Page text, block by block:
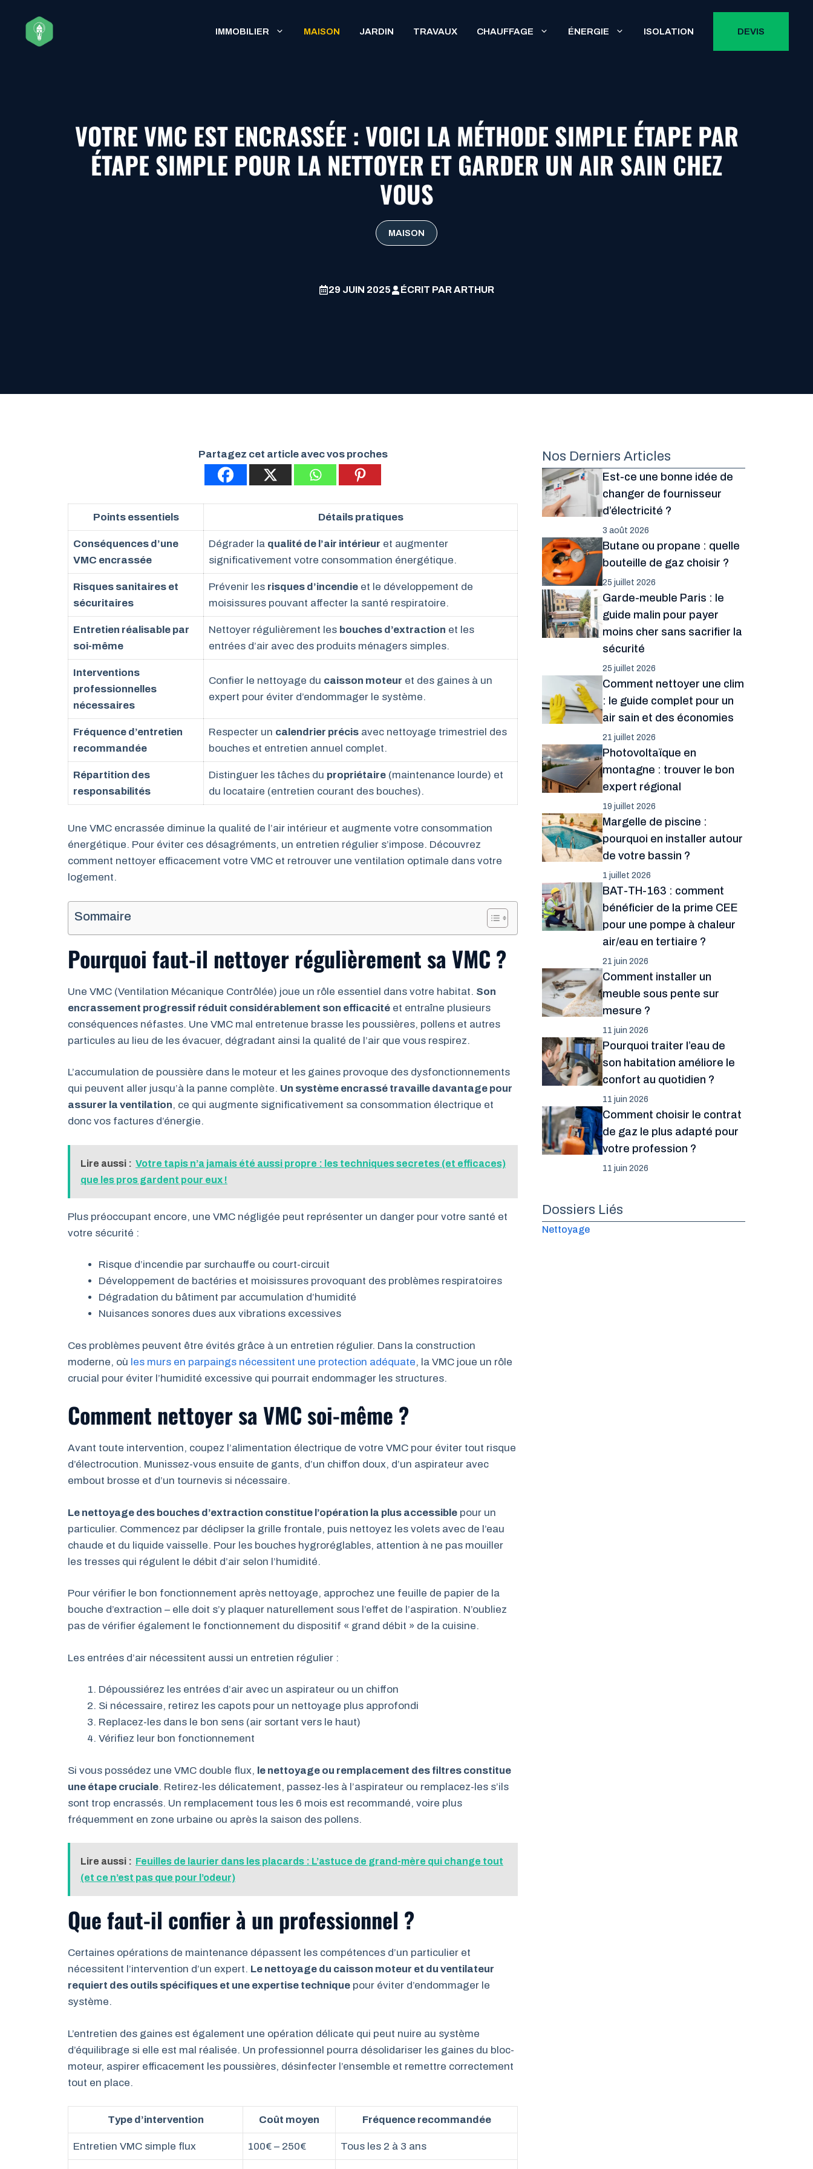
contenu
IMMOBILIER MAISON JARDIN TRAVAUX CHAUFFAGE ÉNERGIE ISOLATION DEVIS
VOTRE VMC EST ENCRASSÉE : VOICI LA MÉTHODE SIMPLE ÉTAPE PAR
ÉTAPE SIMPLE POUR LA NETTOYER ET GARDER UN AIR SAIN CHEZ
VOUS
MAISON
29 JUIN 2025 ÉCRIT PARARTHUR
Partagez cet article avec vos proches
Points essentiels Détails pratiques
Conséquences d’une
VMC encrassée
Dégrader la qualité de l’air intérieur et augmenter
significativement votre consommation énergétique.
Risques sanitaires et
sécuritaires
Prévenir les risques d’incendie et le développement de
moisissures pouvant affecter la santé respiratoire.
Entretien réalisable par
soi-même
Nettoyer régulièrement les bouches d’extraction et les
entrées d’air avec des produits ménagers simples.
Interventions
professionnelles
nécessaires
Confier le nettoyage du caisson moteur et des gaines à un
expert pour éviter d’endommager le système.
Fréquence d’entretien
recommandée
Respecter un calendrier précis avec nettoyage trimestriel des
bouches et entretien annuel complet.
Répartition des
responsabilités
Distinguer les tâches du propriétaire (maintenance lourde) et
du locataire (entretien courant des bouches).
Une VMC encrassée diminue la qualité de l’air intérieur et augmente votre consommation
énergétique. Pour éviter ces désagréments, un entretien régulier s’impose. Découvrez
comment nettoyer efficacement votre VMC et retrouver une ventilation optimale dans votre
logement.
Sommaire
Pourquoi faut-il nettoyer régulièrement sa VMC ?
Une VMC (Ventilation Mécanique Contrôlée) joue un rôle essentiel dans votre habitat. Son
encrassement progressif réduit considérablement son efficacité et entraîne plusieurs
conséquences néfastes. Une VMC mal entretenue brasse les poussières, pollens et autres
particules au lieu de les évacuer, dégradant ainsi la qualité de l’air que vous respirez.
L’accumulation de poussière dans le moteur et les gaines provoque des dysfonctionnements
qui peuvent aller jusqu’à la panne complète. Un système encrassé travaille davantage pour
assurer la ventilation, ce qui augmente significativement sa consommation électrique et
donc vos factures d’énergie.
Lire aussi : Votre tapis n’a jamais été aussi propre : les techniques secretes (et efficaces)
que les pros gardent pour eux !
Plus préoccupant encore, une VMC négligée peut représenter un danger pour votre santé et
votre sécurité :
Risque d’incendie par surchauffe ou court-circuit
Développement de bactéries et moisissures provoquant des problèmes respiratoires
Dégradation du bâtiment par accumulation d’humidité
Nuisances sonores dues aux vibrations excessives
Ces problèmes peuvent être évités grâce à un entretien régulier. Dans la construction
moderne, où les murs en parpaings nécessitent une protection adéquate, la VMC joue un rôle
crucial pour éviter l’humidité excessive qui pourrait endommager les structures.
Comment nettoyer sa VMC soi-même ?
Avant toute intervention, coupez l’alimentation électrique de votre VMC pour éviter tout risque
d’électrocution. Munissez-vous ensuite de gants, d’un chiffon doux, d’un aspirateur avec
embout brosse et d’un tournevis si nécessaire.
Le nettoyage des bouches d’extraction constitue l’opération la plus accessible pour un
particulier. Commencez par déclipser la grille frontale, puis nettoyez les volets avec de l’eau
chaude et du liquide vaisselle. Pour les bouches hygroréglables, attention à ne pas mouiller
les tresses qui régulent le débit d’air selon l’humidité.
Pour vérifier le bon fonctionnement après nettoyage, approchez une feuille de papier de la
bouche d’extraction – elle doit s’y plaquer naturellement sous l’effet de l’aspiration. N’oubliez
pas de vérifier également le fonctionnement du dispositif « grand débit » de la cuisine.
Les entrées d’air nécessitent aussi un entretien régulier :
Dépoussiérez les entrées d’air avec un aspirateur ou un chiffon
Si nécessaire, retirez les capots pour un nettoyage plus approfondi
Replacez-les dans le bon sens (air sortant vers le haut)
Vérifiez leur bon fonctionnement
Si vous possédez une VMC double flux, le nettoyage ou remplacement des filtres constitue
une étape cruciale. Retirez-les délicatement, passez-les à l’aspirateur ou remplacez-les s’ils
sont trop encrassés. Un remplacement tous les 6 mois est recommandé, voire plus
fréquemment en zone urbaine ou après la saison des pollens.
Lire aussi : Feuilles de laurier dans les placards : L’astuce de grand-mère qui change tout
(et ce n’est pas que pour l’odeur)
Que faut-il confier à un professionnel ?
Certaines opérations de maintenance dépassent les compétences d’un particulier et
nécessitent l’intervention d’un expert. Le nettoyage du caisson moteur et du ventilateur
requiert des outils spécifiques et une expertise technique pour éviter d’endommager le
système.
L’entretien des gaines est également une opération délicate qui peut nuire au système
d’équilibrage si elle est mal réalisée. Un professionnel pourra désolidariser les gaines du bloc-
moteur, aspirer efficacement les poussières, désinfecter l’ensemble et remettre correctement
tout en place.
Type d’intervention Coût moyen Fréquence recommandée
Entretien VMC simple flux 100€ – 250€ Tous les 2 à 3 ans
Nos Derniers Articles
Est-ce une bonne idée de
changer de fournisseur
d’électricité ?
3 août 2026
Butane ou propane : quelle
bouteille de gaz choisir ?
25 juillet 2026
Garde-meuble Paris : le
guide malin pour payer
moins cher sans sacrifier la
sécurité
25 juillet 2026
Comment nettoyer une clim
: le guide complet pour un
air sain et des économies
21 juillet 2026
Photovoltaïque en
montagne : trouver le bon
expert régional
19 juillet 2026
Margelle de piscine :
pourquoi en installer autour
de votre bassin ?
1 juillet 2026
BAT-TH-163 : comment
bénéficier de la prime CEE
pour une pompe à chaleur
air/eau en tertiaire ?
21 juin 2026
Comment installer un
meuble sous pente sur
mesure ?
11 juin 2026
Pourquoi traiter l’eau de
son habitation améliore le
confort au quotidien ?
11 juin 2026
Comment choisir le contrat
de gaz le plus adapté pour
votre profession ?
11 juin 2026
Dossiers Liés
Nettoyage